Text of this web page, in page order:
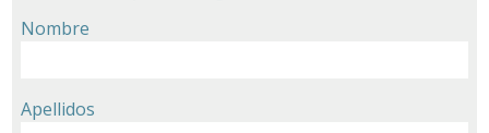
Nombre
Apellidos